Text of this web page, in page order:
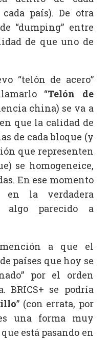
país). De otra
“dumping” entre
de que uno de
“telón de acero”
“Telón de
china) se va a
que la calidad de
de cada bloque (y
que representen
se homogeneice,
En ese momento
en la verdadera
algo parecido a
a que el
países que hoy se
por el orden
BRICS+ se podría
” (con errata, por
una forma muy
está pasando en